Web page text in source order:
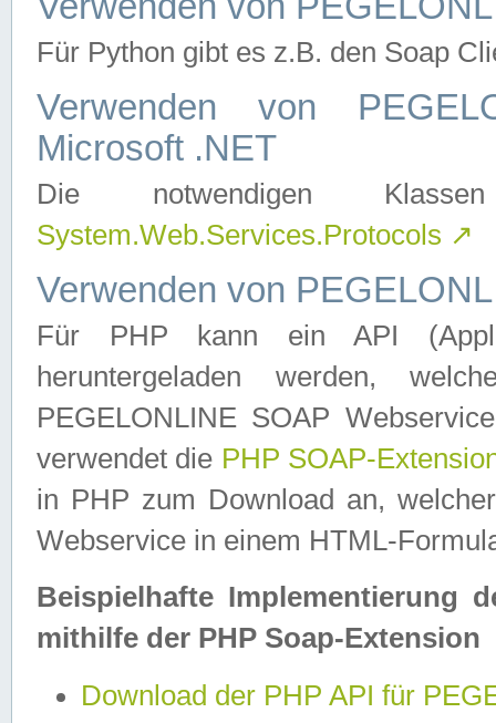
Für Python gibt es z.B. den Soap
Verwenden von
Microsoft .NET
Die notwendigen
System.Web.Services.Protocols ↗
Verwenden von
Für PHP kann ein API
heruntergeladen werden,
PEGELONLINE SOAP
verwendet die PHP SOAP-
in PHP zum Download an,
Webservice in einem HTML-
Beispielhafte Implementierung
mithilfe der PHP Soap-Extension
Download der PHP API für